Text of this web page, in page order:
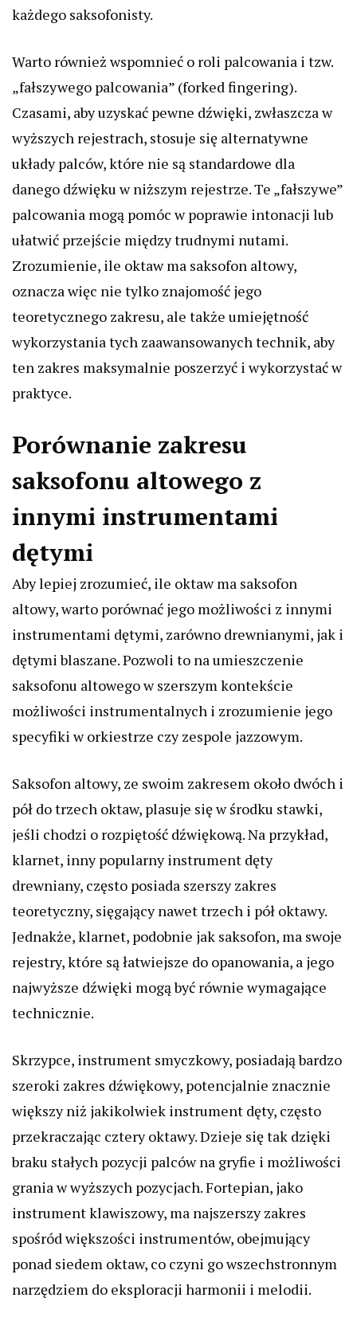
każdego saksofonisty.
Warto również wspomnieć o roli palcowania i tzw.
„fałszywego palcowania” (forked fingering).
Czasami, aby uzyskać pewne dźwięki, zwłaszcza w
wyższych rejestrach, stosuje się alternatywne
układy palców, które nie są standardowe dla
danego dźwięku w niższym rejestrze. Te „fałszywe”
palcowania mogą pomóc w poprawie intonacji lub
ułatwić przejście między trudnymi nutami.
Zrozumienie, ile oktaw ma saksofon altowy,
oznacza więc nie tylko znajomość jego
teoretycznego zakresu, ale także umiejętność
wykorzystania tych zaawansowanych technik, aby
ten zakres maksymalnie poszerzyć i wykorzystać w
praktyce.
Porównanie zakresu
saksofonu altowego z
innymi instrumentami
dętymi
Aby lepiej zrozumieć, ile oktaw ma saksofon
altowy, warto porównać jego możliwości z innymi
instrumentami dętymi, zarówno drewnianymi, jak i
dętymi blaszane. Pozwoli to na umieszczenie
saksofonu altowego w szerszym kontekście
możliwości instrumentalnych i zrozumienie jego
specyfiki w orkiestrze czy zespole jazzowym.
Saksofon altowy, ze swoim zakresem około dwóch i
pół do trzech oktaw, plasuje się w środku stawki,
jeśli chodzi o rozpiętość dźwiękową. Na przykład,
klarnet, inny popularny instrument dęty
drewniany, często posiada szerszy zakres
teoretyczny, sięgający nawet trzech i pół oktawy.
Jednakże, klarnet, podobnie jak saksofon, ma swoje
rejestry, które są łatwiejsze do opanowania, a jego
najwyższe dźwięki mogą być równie wymagające
technicznie.
Skrzypce, instrument smyczkowy, posiadają bardzo
szeroki zakres dźwiękowy, potencjalnie znacznie
większy niż jakikolwiek instrument dęty, często
przekraczając cztery oktawy. Dzieje się tak dzięki
braku stałych pozycji palców na gryfie i możliwości
grania w wyższych pozycjach. Fortepian, jako
instrument klawiszowy, ma najszerszy zakres
spośród większości instrumentów, obejmujący
ponad siedem oktaw, co czyni go wszechstronnym
narzędziem do eksploracji harmonii i melodii.